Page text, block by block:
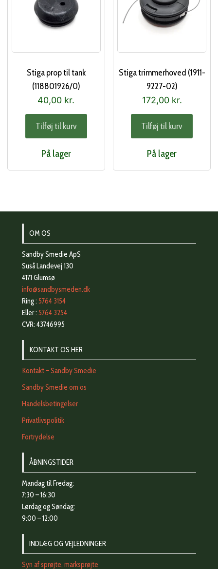
Stiga prop til tank
(118801926/0)
40,00 kr.
Tilføj til kurv
På lager
Stiga trimmerhoved (1911-
9227-02)
172,00 kr.
Tilføj til kurv
På lager
OM OS
Sandby Smedie ApS
Suså Landevej 130
4171 Glumsø
info@sandbysmeden.dk
Ring : 5764 3154
Eller : 5764 3254
CVR: 43746995
KONTAKT OS HER
Kontakt – Sandby Smedie
Sandby Smedie om os
Handelsbetingelser
Privatlivspolitik
Fortrydelse
ÅBNINGSTIDER
Mandag til Fredag:
7:30 – 16:30
Lørdag og Søndag:
9:00 – 12:00
INDLÆG OG VEJLEDNINGER
Syn af sprøjte, marksprøjte